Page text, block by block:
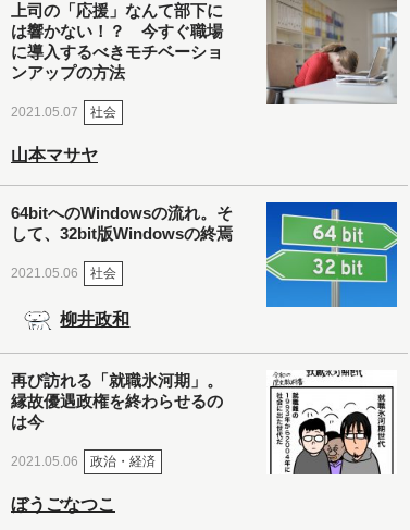
上司の「応援」なんて部下に
は響かない！？ 今すぐ職場
に導入するべきモチベーショ
ンアップの方法
2021.05.07 社会
山本マサヤ
64bitへのWindowsの流れ。そ
して、32bit版Windowsの終焉
2021.05.06 社会
柳井政和
再び訪れる「就職氷河期」。
縁故優遇政権を終わらせるの
は今
2021.05.06 政治・経済
ぼうごなつこ